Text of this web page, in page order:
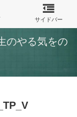
のやる気をの